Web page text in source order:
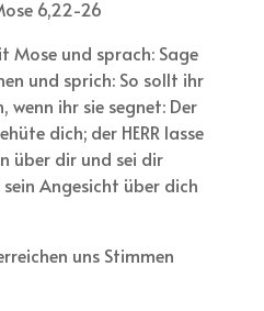
6,22-26
Mose und sprach: Sage
und sprich: So sollt ihr
wenn ihr sie segnet: Der
dich; der HERR lasse
über dir und sei dir
sein Angesicht über dich
uns Stimmen